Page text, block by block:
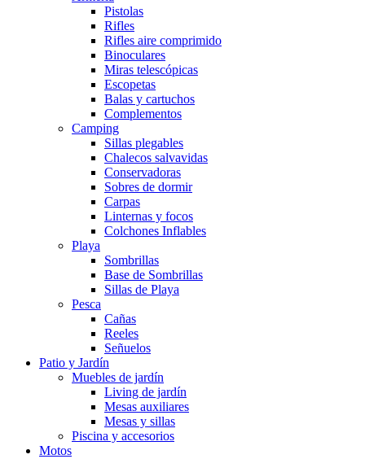
Pistolas
Rifles
Rifles aire comprimido
Binoculares
Miras telescópicas
Escopetas
Balas y cartuchos
Complementos
Camping
Sillas plegables
Chalecos salvavidas
Conservadoras
Sobres de dormir
Carpas
Linternas y focos
Colchones Inflables
Playa
Sombrillas
Base de Sombrillas
Sillas de Playa
Pesca
Cañas
Reeles
Señuelos
Patio y Jardín
Muebles de jardín
Living de jardín
Mesas auxiliares
Mesas y sillas
Piscina y accesorios
Motos